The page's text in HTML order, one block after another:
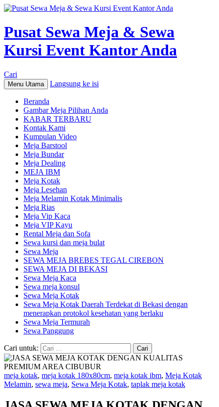
Pusat Sewa Meja & Sewa
Kursi Event Kantor Anda
Cari
Menu Utama Langsung ke isi
Beranda
Gambar Meja Pilihan Anda
KABAR TERBARU
Kontak Kami
Kumpulan Video
Meja Barstool
Meja Bundar
Meja Dealing
MEJA IBM
Meja Kotak
Meja Lesehan
Meja Melamin Kotak Minimalis
Meja Rias
Meja Vip Kaca
Meja VIP Kayu
Rental Meja dan Sofa
Sewa kursi dan meja bulat
Sewa Meja
SEWA MEJA BREBES TEGAL CIREBON
SEWA MEJA DI BEKASI
Sewa Meja Kaca
Sewa meja konsul
Sewa Meja Kotak
Sewa Meja Kotak Daerah Terdekat di Bekasi dengan
menerapkan protokol kesehatan yang berlaku
Sewa Meja Termurah
Sewa Panggung
Cari untuk:
meja kotak, meja kotak 180x80cm, meja kotak ibm, Meja Kotak
Melamin, sewa meja, Sewa Meja Kotak, taplak meja kotak